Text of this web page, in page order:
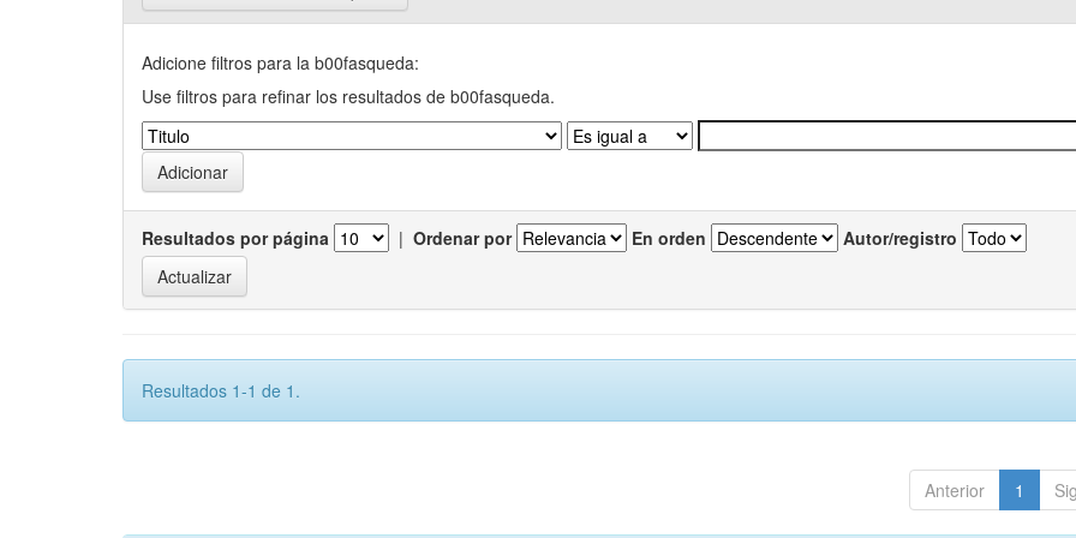
Adicione filtros para la b00fasqueda:
Use filtros para refinar los resultados de b00fasqueda.
Resultados por página | Ordenar por En orden Autor/registro
Resultados 1-1 de 1.
Anterior 1